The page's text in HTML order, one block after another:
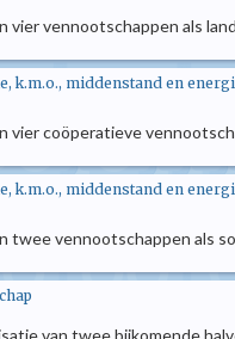
vennootschappen als
k.m.o., middenstand en
vier coöperatieve
k.m.o., middenstand en
vennootschappen als
van twee bijkomende